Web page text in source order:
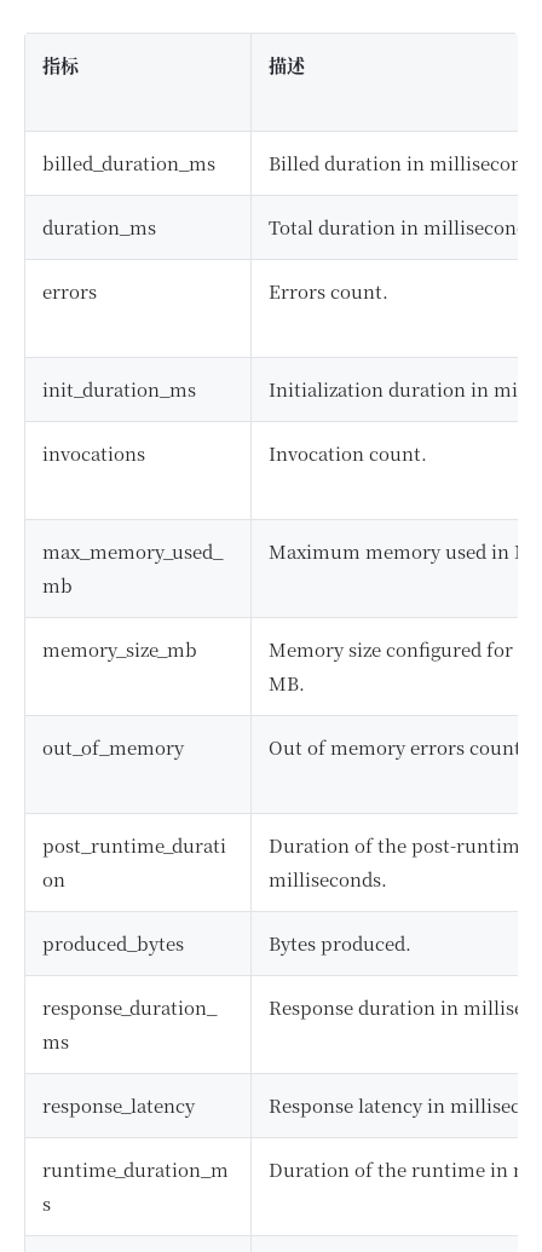
指标 描述
billed_duration_ms Billed duration in
duration_ms Total duration in milliseconds.
errors Errors count.
init_duration_ms Initialization duration in
invocations Invocation count.
max_memory_used_
mb
Maximum memory used in
memory_size_mb
Memory size configured for
MB.
out_of_memory Out of memory errors count.
post_runtime_durati
on
Duration of the post-runtime
milliseconds.
produced_bytes Bytes produced.
response_duration_
ms
Response duration in
response_latency Response latency in
runtime_duration_m
s
Duration of the runtime in